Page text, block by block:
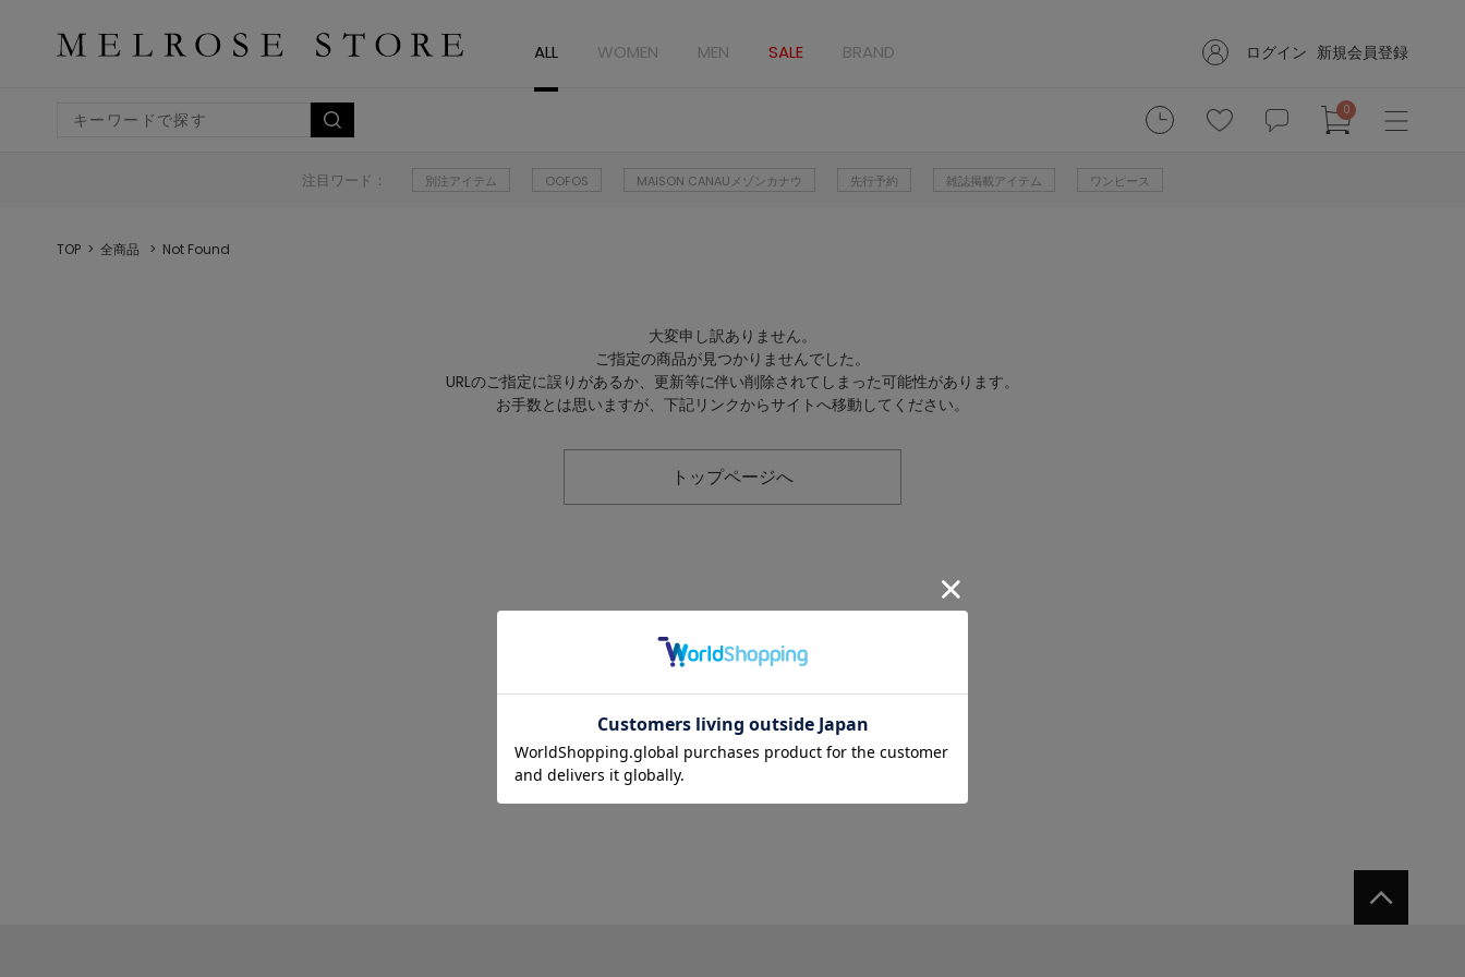
ALL WOMEN MEN SALE BRAND ログイン 新規会員登録
0
注目ワード： 別注アイテム OOFOS MAISON CANAUメゾンカナウ 先行予約 雑誌掲載アイテム ワンピース
TOP 全商品 Not Found
大変申し訳ありません。
ご指定の商品が見つかりませんでした。
URLのご指定に誤りがあるか、更新等に伴い削除されてしまった可能性があります。
お手数とは思いますが、下記リンクからサイトへ移動してください。
トップページへ